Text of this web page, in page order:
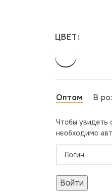
ЦВЕТ
Оптом В
Чтобы увидеть
необходимо
Войти